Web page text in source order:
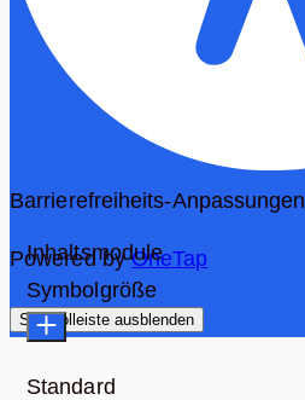
Barrierefreiheits-Anpassungen
Powered byOneTap
Symbolleiste ausblenden
Inhaltsmodule
Symbolgröße
Standard